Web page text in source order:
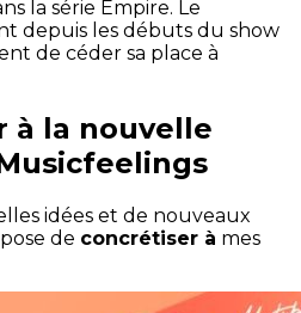
la série Empire. Le
depuis les débuts du show
de céder sa place à
à la nouvelle
idées et de nouveaux
de concrétiser à mes